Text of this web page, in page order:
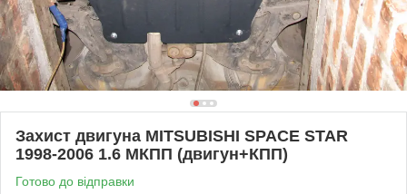
Захист двигуна MITSUBISHI SPACE STAR
1998-2006 1.6 МКПП (двигун+КПП)
Готово до відправки